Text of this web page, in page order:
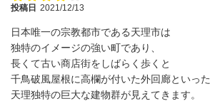
投稿日 2021/12/13
日本唯一の宗教都市である天理市は
独特のイメージの強い町であり、
長くて古い商店街をしばらく歩くと
千鳥破風屋根に高欄が付いた外回廊といった
天理独特の巨大な建物群が見えてきます。